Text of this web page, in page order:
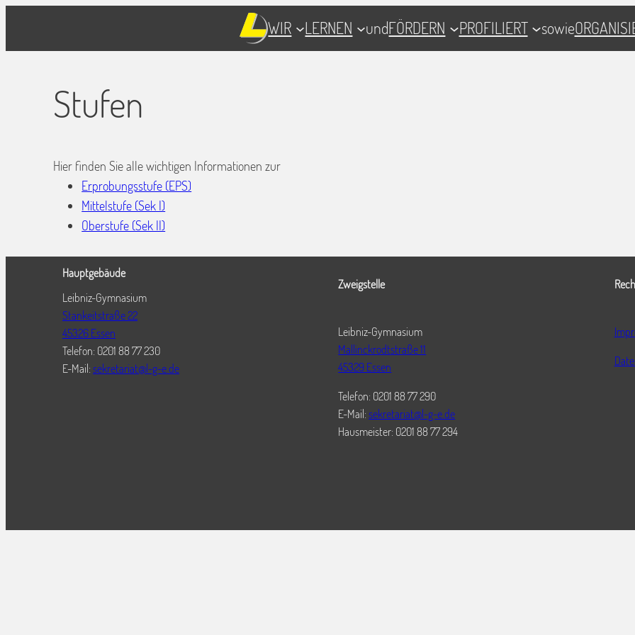
WIR LERNEN undFÖRDERN PROFILIERT sowie
Stufen
Hier finden Sie alle wichtigen Informationen zur
Erprobungsstufe (EPS)
Mittelstufe (Sek I)
Oberstufe (Sek II)
Hauptgebäude
Leibniz-Gymnasium
Stankeitstraße 22
45326 Essen
Telefon: 0201 88 77 230
E-Mail: sekretariat@l-g-e.de
Zweigstelle
Leibniz-Gymnasium
Mallinckrodtstraße 11
45329 Essen
Telefon: 0201 88 77 290
E-Mail:sekretariat@l-g-e.de
Hausmeister: 0201 88 77 294